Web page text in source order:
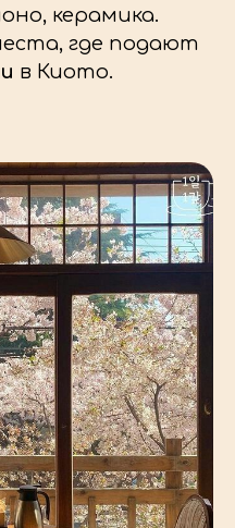
керамика.
где подают
в Киото.